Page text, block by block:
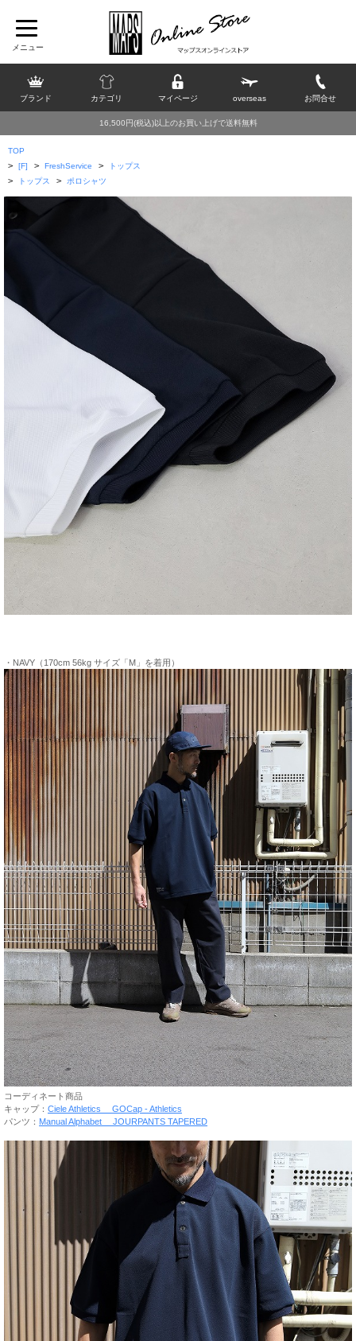
ブランド カテゴリ マイページ overseas お問合せ
16,500円(税込)以上のお買い上げで送料無料
TOP
> [F] > FreshService > トップス
> トップス > ポロシャツ
・NAVY（170cm 56kg サイズ「M」を着用）
コーディネート商品
キャップ： Ciele Athletics GOCap - Athletics
パンツ： Manual Alphabet JOURPANTS TAPERED